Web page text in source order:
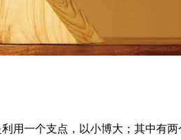
用一个支点，以小博大；其中有